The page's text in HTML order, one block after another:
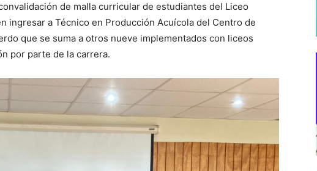
de malla curricular de estudiantes del Liceo
ingresar a Técnico en Producción Acuícola del Centro de
que se suma a otros nueve implementados con liceos
por parte de la carrera.